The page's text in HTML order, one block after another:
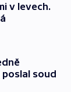
v levech.
soud